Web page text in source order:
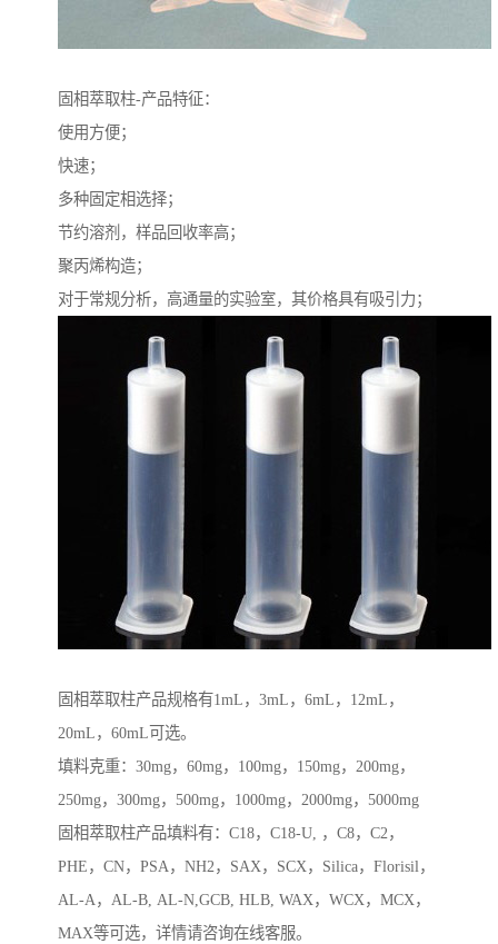
固相萃取柱-产品特征：
使用方便；
快速；
多种固定相选择；
节约溶剂，样品回收率高；
聚丙烯构造；
对于常规分析，高通量的实验室，其价格具有吸引力；
固相萃取柱产品规格有1mL，3mL，6mL，12mL，
20mL，60mL可选。
填料克重：30mg，60mg，100mg，150mg，200mg，
250mg，300mg，500mg，1000mg，2000mg，5000mg
固相萃取柱产品填料有：C18，C18-U, ，C8，C2，
PHE，CN，PSA，NH2，SAX，SCX，Silica，Florisil，
AL-A，AL-B, AL-N,GCB, HLB, WAX，WCX，MCX，
MAX等可选，详情请咨询在线客服。